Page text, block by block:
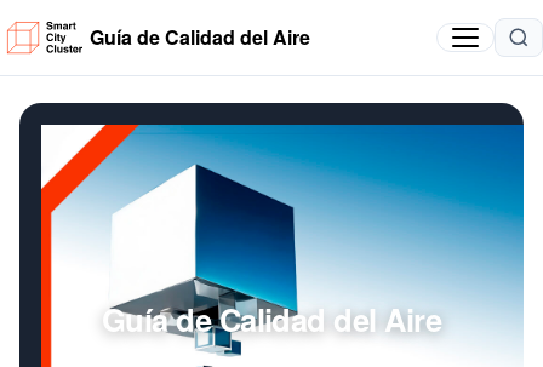
Guía de Calidad del Aire
Guía de Calidad del Aire